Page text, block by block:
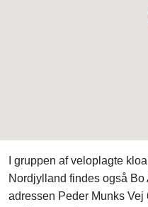
I gruppen af veloplagte
Nordjylland findes også
adressen Peder Munks